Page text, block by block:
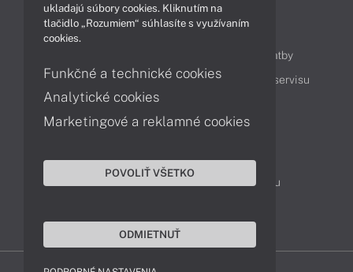
Obsah
Možnosti doručenia a platby
Podpora a servis
Servisné služby Cenník servisu
Kontakty
043 4224 771
Obchodné oddelenie
Reklamácia tovaru
ukladajú súbory cookies. Kliknutím na
tlačidlo „Rozumiem“ súhlasíte s využívaním
cookies.
Funkčné a technické cookies
Analytické cookies
Marketingové a reklamné cookies
POVOLIŤ VŠETKO
ODMIETNUŤ